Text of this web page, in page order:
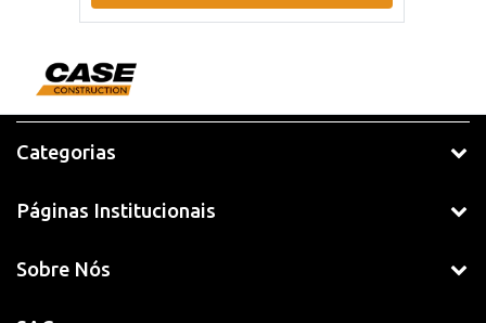
Categorias
Páginas Institucionais
Sobre Nós